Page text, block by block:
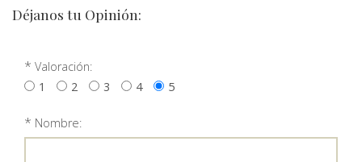
Déjanos tu Opinión:
* Valoración:
1
2 3 4 5
* Nombre: